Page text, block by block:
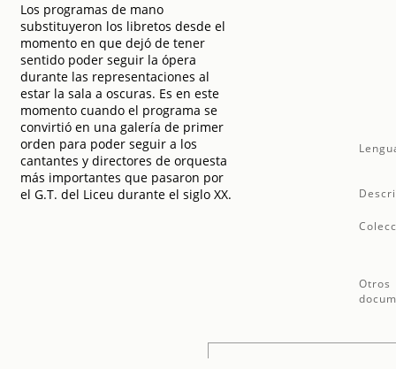
Los programas de mano
substituyeron los libretos desde el
momento en que dejó de tener
sentido poder seguir la ópera
durante las representaciones al
estar la sala a oscuras. Es en este
momento cuando el programa se
convirtió en una galería de primer
orden para poder seguir a los
cantantes y directores de orquesta
más importantes que pasaron por
el G.T. del Liceu durante el siglo XX.
Otros